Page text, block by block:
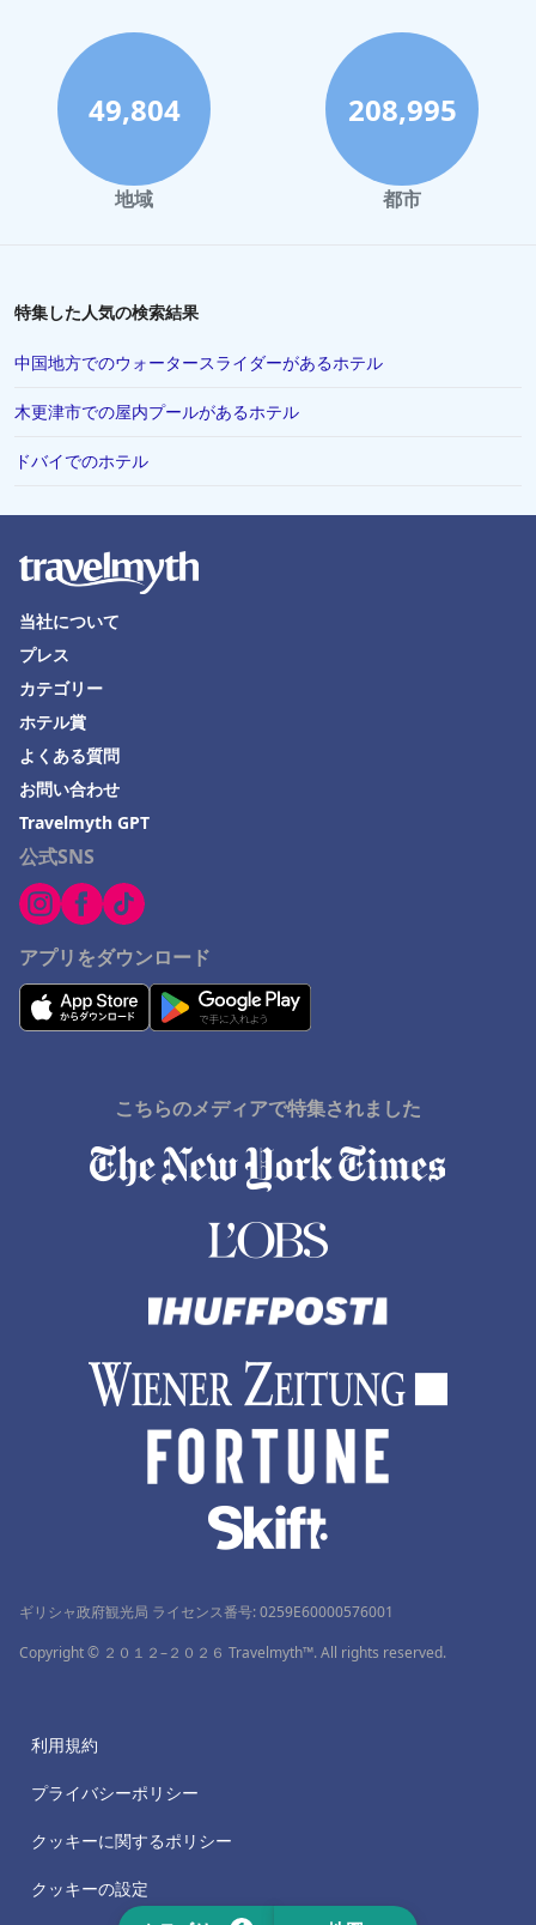
49,804
地域
208,995
都市
特集した人気の検索結果
中国地方でのウォータースライダーがあるホテル
木更津市での屋内プールがあるホテル
ドバイでのホテル
公式SNS
アプリをダウンロード
当社について
プレス
カテゴリー
ホテル賞
よくある質問
お問い合わせ
Travelmyth GPT
こちらのメディアで特集されました
ギリシャ政府観光局 ライセンス番号: 0259Ε60000576001
Copyright © ２０１２–２０２６ Travelmyth™. All rights reserved.
利用規約
プライバシーポリシー
クッキーに関するポリシー
クッキーの設定